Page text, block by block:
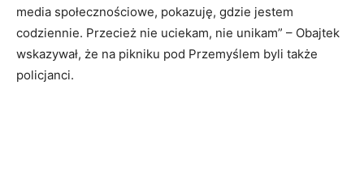
media społecznościowe, pokazuję, gdzie jestem
codziennie. Przecież nie uciekam, nie unikam” – Obajtek
wskazywał, że na pikniku pod Przemyślem byli także
policjanci.